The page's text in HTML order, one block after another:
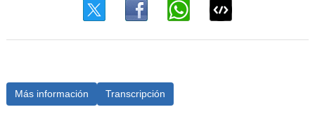
Más información Transcripción